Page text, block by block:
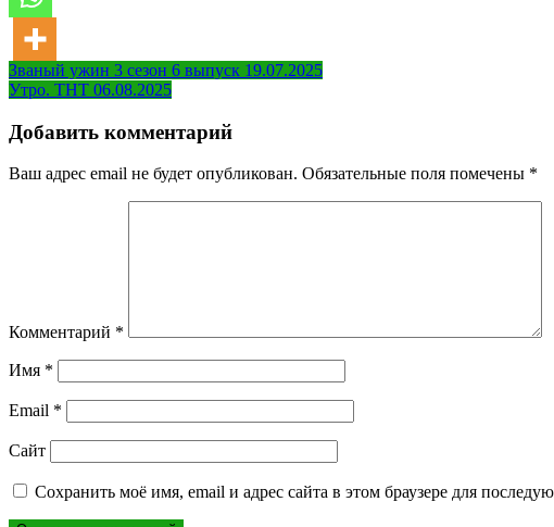
Навигация
по
записям
Званый ужин 3 сезон 6 выпуск 19.07.2025
Утро. ТНТ 06.08.2025
Добавить комментарий
Ваш адрес email не будет опубликован. Обязательные поля помечены *
Комментарий *
Имя *
Email *
Сайт
Сохранить моё имя, email и адрес сайта в этом браузере для